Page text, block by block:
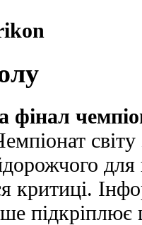
критиці.